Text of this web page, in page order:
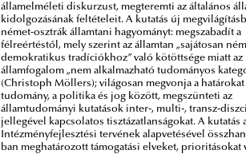
államelméleti diskurzust, megteremti az általános
kidolgozásának feltételeit. A kutatás új
német-osztrák államtani hagyományt: megszabadít a
félreértéstől, mely szerint az államtan „sajátosan
demokratikus tradíciókhoz” való kötöttsége miatt az
államfogalom „nem alkalmazható tudományos
(Christoph Möllers); világosan megvonja a határokat
tudomány, a politika és jog között, megszünteti az
államtudományi kutatások inter-, multi-, transz-
jellegével kapcsolatos tisztázatlanságokat. A kutatás
Intézményfejlesztési tervének alapvetésével
ban meghatározott támogatási elveket, prioritásokat